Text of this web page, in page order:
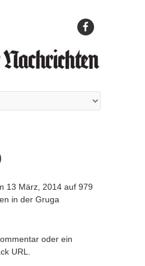
13 März, 2014 auf 979
in der Gruga
oder ein
URL